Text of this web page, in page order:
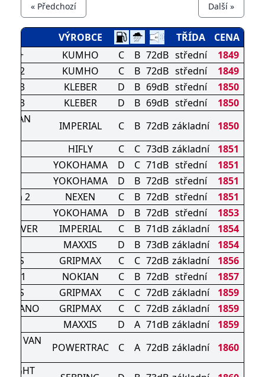
« Předchozí Další »
VÝROBCE TŘÍDA
CENA
KUMHO C B 72dB střední
1849
KUMHO C B 72dB střední
1849
3
KLEBER D B 69dB střední
1850
3
KLEBER D B 69dB střední
1850
VAN
IMPERIAL C B 72dB základní
1850
HIFLY C C 73dB základní
1851
YOKOHAMA D C 71dB střední
1851
YOKOHAMA D B 72dB střední
1851
2
NEXEN C B 72dB střední
1851
YOKOHAMA D B 72dB střední
1853
DRIVER
IMPERIAL C B 71dB základní
1854
MAXXIS D B 73dB základní
1854
A/S
GRIPMAX C C 72dB základní
1856
1
NOKIAN C B 72dB střední
1857
A/S
GRIPMAX C C 72dB základní
1859
S NANO
GRIPMAX C C 72dB základní
1859
MAXXIS D A 71dB základní
1859
VAN
POWERTRAC C A 72dB základní
1860
LIGHT